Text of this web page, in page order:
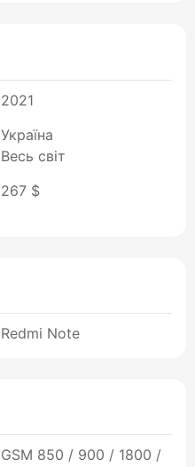
2021
Україна
Весь світ
267 $
Redmi Note
GSM 850 / 900 / 1800 /